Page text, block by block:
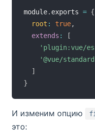
module. exports = {
root : true,
extends :
[
'plugin:vue/
'@vue/
]
}
И изменим опцию
это: